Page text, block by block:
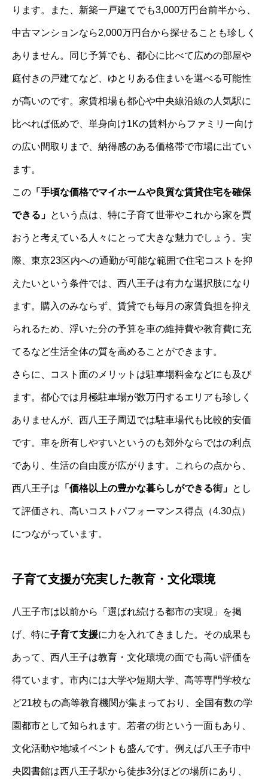
ります。また、新築一戸建てでも3,000万円台前半から、
中古マンションなら2,000万円台から探せることも珍しく
ありません。同じ予算でも、都心に比べて広めの部屋や
庭付きの戸建てなど、ゆとりある住まいを選べる可能性
が高いのです。家賃相場も都心や中央線沿線の人気駅に
比べれば低めで、単身向け1Kの賃料からファミリー向け
の広い間取りまで、納得感のある価格帯で市場に出てい
ます。
この 「手頃な価格でマイホームや良質な賃貸住宅を確保
できる」 という点は、特に子育て世帯やこれから家を買
おうと考えている人々にとって大きな魅力でしょう。実
際、東京23区内への通勤が可能な範囲で住宅コストを抑
えたいという条件では、西八王子は有力な選択肢になり
ます。購入のみならず、賃貸でも毎月の家賃負担を抑え
られるため、浮いた分の予算を車の維持費や教育費に充
てるなど生活全体の質を高めることができます。
さらに、コスト面のメリットは駐車場料金などにも及び
ます。都心では月極駐車場が数万円するエリアも珍しく
ありませんが、西八王子周辺では駐車場代も比較的安価
です。車を所有しやすいというのも郊外ならではの利点
であり、生活の自由度が広がります。これらの点から、
西八王子は 「価格以上の豊かな暮らしができる街」 とし
て評価され、高いコストパフォーマンス得点（4.30点）
につながっています。
子育て支援が充実した教育・文化環境
八王子市は以前から「選ばれ続ける都市の実現」を掲
げ、特に子育て支援に力を入れてきました。その成果も
あって、西八王子は教育・文化環境の面でも高い評価を
得ています。市内には大学や短期大学、高等専門学校な
ど21校もの高等教育機関が集まっており、全国有数の学
園都市として知られます。若者の街という一面もあり、
文化活動や地域イベントも盛んです。例えば八王子市中
央図書館は西八王子駅から徒歩3分ほどの場所にあり、